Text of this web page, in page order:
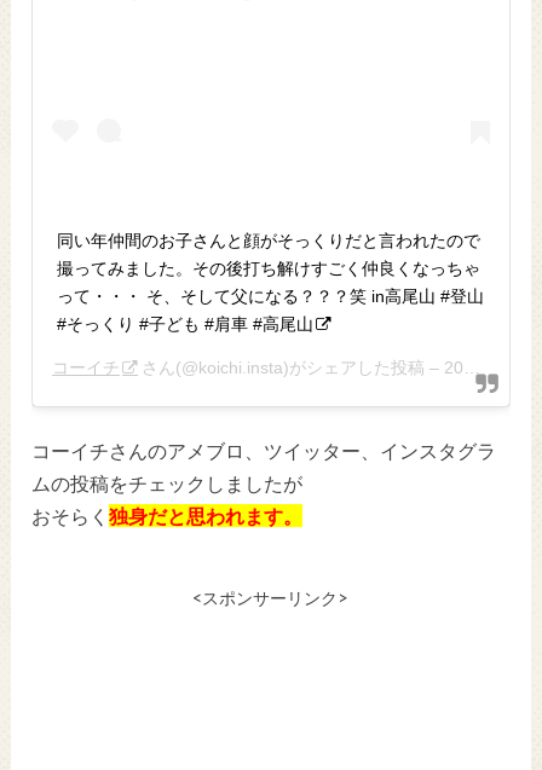
同い年仲間のお子さんと顔がそっくりだと言われたので
撮ってみました。その後打ち解けすごく仲良くなっちゃ
って・・・ そ、そして父になる？？？笑 in高尾山 #登山
#そっくり #子ども #肩車 #高尾山
コーイチ さん(@koichi.insta)がシェアした投稿 – 2016年10月月6日午後10時26分PDT
コーイチさんのアメブロ、ツイッター、インスタグラ
ムの投稿をチェックしましたが
おそらく独身だと思われます。
<スポンサーリンク>